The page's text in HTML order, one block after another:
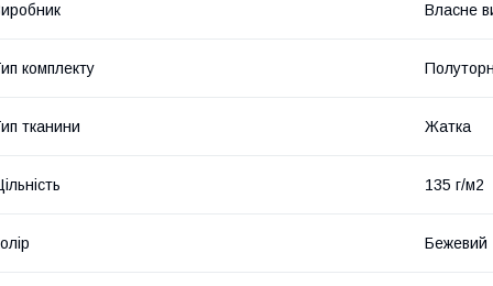
Власне
комплекту
тканини Жатка
135 г/м2
Бежевий